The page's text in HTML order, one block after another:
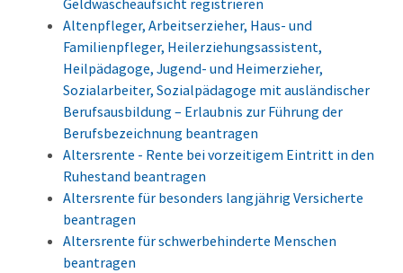
Geldwäscheaufsicht registrieren
Altenpfleger, Arbeitserzieher, Haus- und
Familienpfleger, Heilerziehungsassistent,
Heilpädagoge, Jugend- und Heimerzieher,
Sozialarbeiter, Sozialpädagoge mit ausländischer
Berufsausbildung – Erlaubnis zur Führung der
Berufsbezeichnung beantragen
Altersrente - Rente bei vorzeitigem Eintritt in den
Ruhestand beantragen
Altersrente für besonders langjährig Versicherte
beantragen
Altersrente für schwerbehinderte Menschen
beantragen